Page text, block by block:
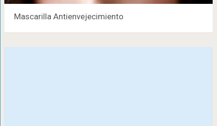
Mascarilla Antienvejecimiento